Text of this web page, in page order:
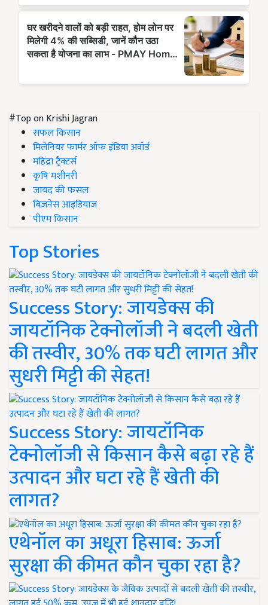
#Top on Krishi Jagran
सफल किसान
मिलेनियर फार्मर ऑफ इंडिया अवॉर्ड
महिंद्रा ट्रैक्टर्स
कृषि मशीनरी
जायद की फसल
बिज़नेस आइडियाज
पीएम किसान
Top Stories
Success Story: जायडेक्स की
जायटॉनिक टेक्नोलॉजी ने बदली खेती
की तस्वीर, 30% तक घटी लागत और
सुधरी मिट्टी की सेहत!
Success Story: जायटॉनिक
टेक्नोलॉजी से किसान कैसे बढ़ा रहे हैं
उत्पादन और घटा रहे हैं खेती की
लागत?
एथेनॉल का अधूरा हिसाब: ऊर्जा
सुरक्षा की कीमत कौन चुका रहा है?